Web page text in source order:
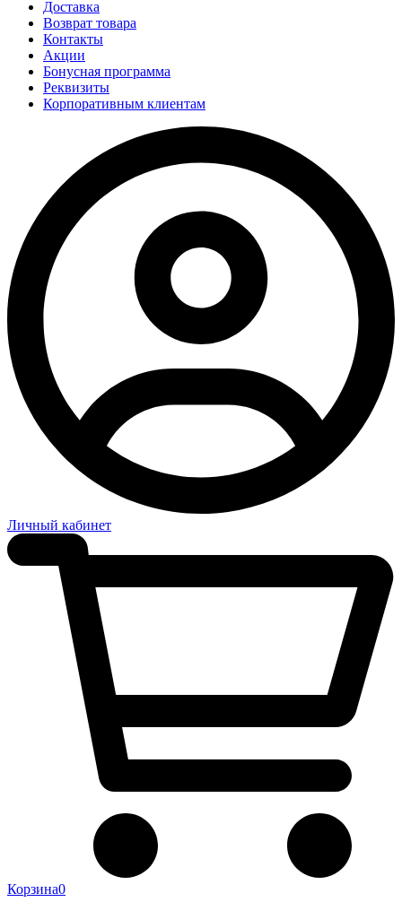
Доставка
Возврат товара
Контакты
Акции
Бонусная программа
Реквизиты
Корпоративным клиентам
Личный кабинет
Корзина0